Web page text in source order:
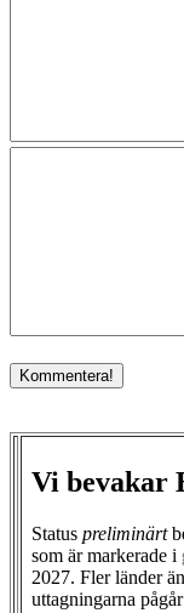
Vi bevakar
Status preliminärt
som är markerade i
2027. Fler länder
uttagningarna